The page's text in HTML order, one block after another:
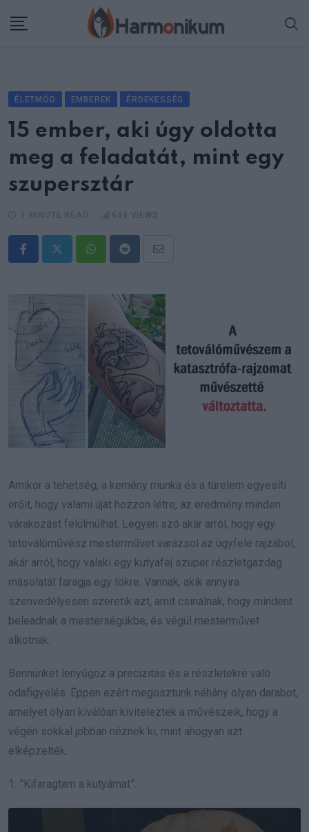
ÉLETMÓD EMBEREK ÉRDEKESSÉG
15 ember, aki úgy oldotta
meg a feladatát, mint egy
szupersztár
WhatsappRedditShare
Email
Amikor a tehetség, a kemény munka és a türelem egyesíti
erőit, hogy valami újat hozzon létre, az eredmény minden
várakozást felülmúlhat. Legyen szó akár arról, hogy egy
tetoválóművész mesterművet varázsol az ügyfele rajzából,
akár arról, hogy valaki egy kutyafej szuper részletgazdag
másolatát faragja egy tökre. Vannak, akik annyira
szenvedélyesen szeretik azt, amit csinálnak, hogy mindent
beleadnak a mesterségükbe, és végül mesterművet
alkotnak.
Bennünket lenyűgöz a precizitás és a részletekre való
odafigyelés. Éppen ezért megosztunk néhány olyan darabot,
amelyet olyan kiválóan kiviteleztek a művészeik, hogy a
végén sokkal jobban néznek ki, mint ahogyan azt
elképzelték.
1. ”Kifaragtam a kutyámat”.